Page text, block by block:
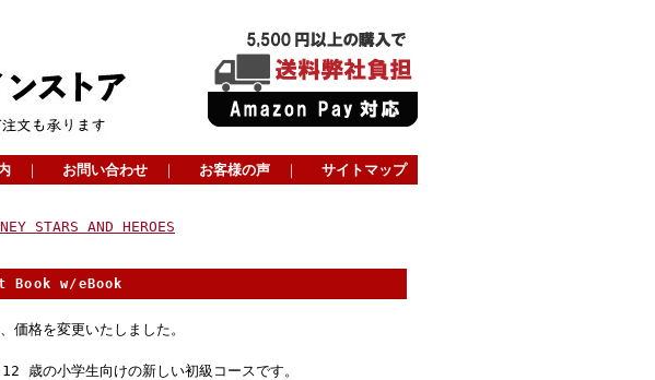
｜ お問い合わせ ｜ お客様の声 ｜ サイトマップ
STARS AND HEROES
Book w/eBook
価格を変更いたしました。
小学生向けの新しい初級コースです。